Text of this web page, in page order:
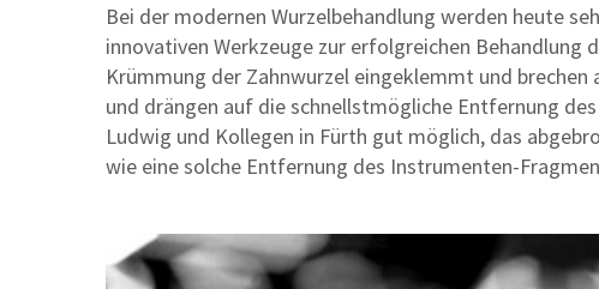
Bei der modernen Wurzelbehandlung werden heute
innovativen Werkzeuge zur erfolgreichen Behandlung
Krümmung der Zahnwurzel eingeklemmt und
und drängen auf die schnellstmögliche Entfernung
Ludwig und Kollegen in Fürth gut möglich, das
wie eine solche Entfernung des Instrumenten-